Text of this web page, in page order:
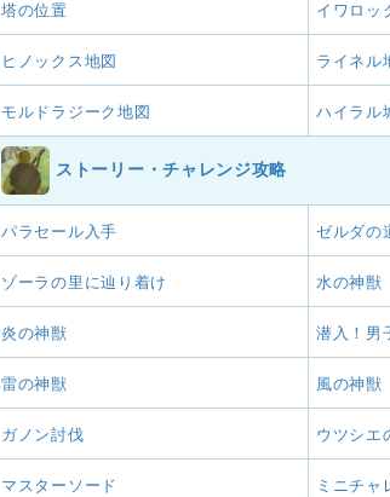
塔の位置 イワロッ
ヒノックス地図 ライネル
モルドラジーク地図 ハイラル
ストーリー・チャレンジ攻略
パラセール入手 ゼルダの
ゾーラの里に辿り着け 水の神獣
炎の神獣 潜入！男
雷の神獣 風の神獣
ガノン討伐 ウツシエ
マスターソード ミニチャ